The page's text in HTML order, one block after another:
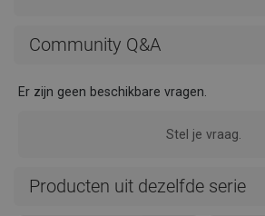
Community Q&A
Er zijn geen beschikbare vragen.
Stel je vraag.
Producten uit dezelfde serie